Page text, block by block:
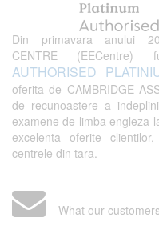
Din primavara anului
CENTRE (EECentre)
AUTHORISED
oferita de CAMBRIDGE
de recunoastere a
examene de limba engleza
excelenta oferite
centrele din tara.
What our